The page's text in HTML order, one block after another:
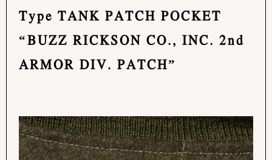
Type TANK PATCH POCKET
“BUZZ RICKSON CO., INC. 2nd
ARMOR DIV. PATCH”